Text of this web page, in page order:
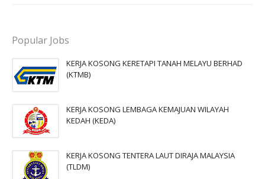
Popular Jobs
KERJA KOSONG KERETAPI TANAH MELAYU BERHAD
(KTMB)
KERJA KOSONG LEMBAGA KEMAJUAN WILAYAH
KEDAH (KEDA)
KERJA KOSONG TENTERA LAUT DIRAJA MALAYSIA
(TLDM)